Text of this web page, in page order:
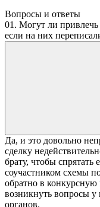
Вопросы и ответы
01. Могут ли привлечь
если на них
Да, и это довольно
сделку
брату, чтобы спрятать
соучастником схемы
обратно в конкурсную
возникнуть вопросы
органов.